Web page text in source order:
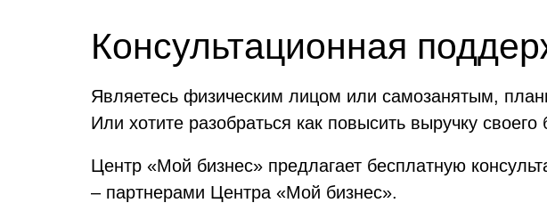
Консультационная
Являетесь физическим лицом или самозанятым,
Или хотите разобраться как повысить выручку
Центр «Мой бизнес» предлагает бесплатную
– партнерами Центра «Мой бизнес».